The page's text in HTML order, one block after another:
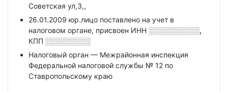
Советская ул,3,,
26.01.2009 юр.лицо поставлено на учет в
налоговом органе, присвоен ИНН ░░░░░░░░░░,
КПП ░░░░░░░░░
Налоговый орган — Межрайонная инспекция
Федеральной налоговой службы № 12 по
Ставропольскому краю